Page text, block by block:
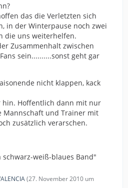
das die Verletzten sich
in der Winterpause noch zwei
die uns weiterhelfen.
Zusammenhalt zwischen
sein..........sonst geht gar
nicht klappen, kack
hin. Hoffentlich dann mit nur
Mannschaft und Trainer mit
zusätzlich verarschen.
weiß-blaues Band"
(27. November 2010 um